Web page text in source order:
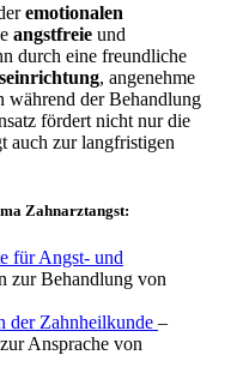
emotionalen
angstfreie und
durch eine freundliche
, angenehme
der Behandlung
fördert nicht nur die
auch zur langfristigen
Zahnarztangst:
für Angst- und
zur Behandlung von
der Zahnheilkunde –
Ansprache von